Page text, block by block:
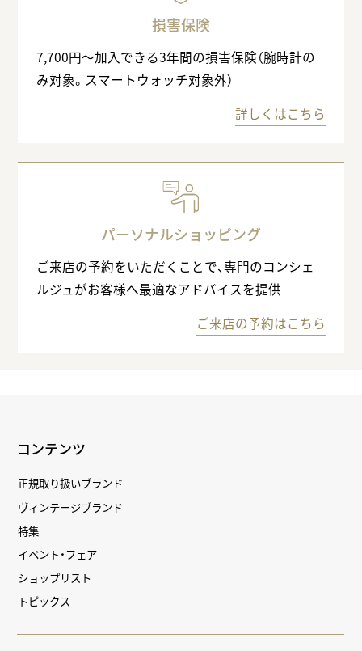
損害保険
7,700円〜加入できる3年間の損害保険（腕時計の
み対象。スマートウォッチ対象外）
詳しくはこちら
パーソナルショッピング
ご来店の予約をいただくことで、専門のコンシェ
ルジュがお客様へ最適なアドバイスを提供
ご来店の予約はこちら
コンテンツ
正規取り扱いブランド
ヴィンテージブランド
特集
イベント・フェア
ショップリスト
トピックス